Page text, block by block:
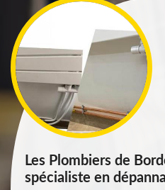
Les Plombiers de
spécialiste en